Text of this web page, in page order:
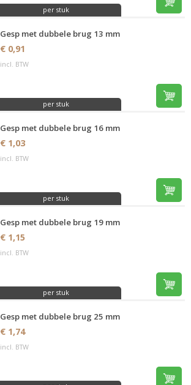
per stuk
Gesp met dubbele brug 13 mm
€ 0,91
incl. BTW
per stuk
Gesp met dubbele brug 16 mm
€ 1,03
incl. BTW
per stuk
Gesp met dubbele brug 19 mm
€ 1,15
incl. BTW
per stuk
Gesp met dubbele brug 25 mm
€ 1,74
incl. BTW